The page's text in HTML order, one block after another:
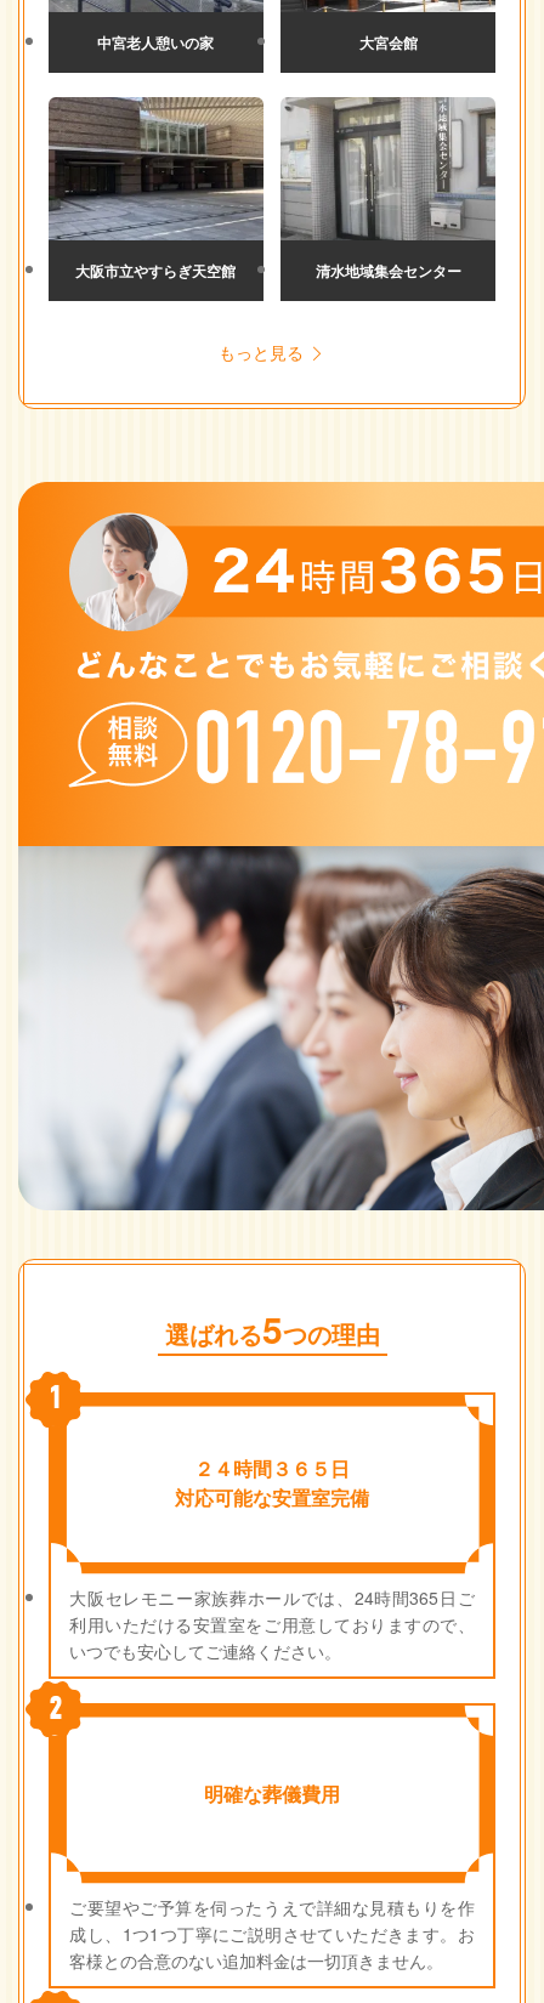
中宮老人憩いの家 大宮会館
大阪市立やすらぎ天空館 清水地域集会センター
もっと見る
選ばれる5つの理由
1
２４時間３６５日
対応可能な安置室完備
大阪セレモニー家族葬ホールでは、24時間365日ご
利用いただける安置室をご用意しておりますので、
いつでも安心してご連絡ください。
2
明確な葬儀費用
ご要望やご予算を伺ったうえで詳細な見積もりを作
成し、1つ1つ丁寧にご説明させていただきます。お
客様との合意のない追加料金は一切頂きません。